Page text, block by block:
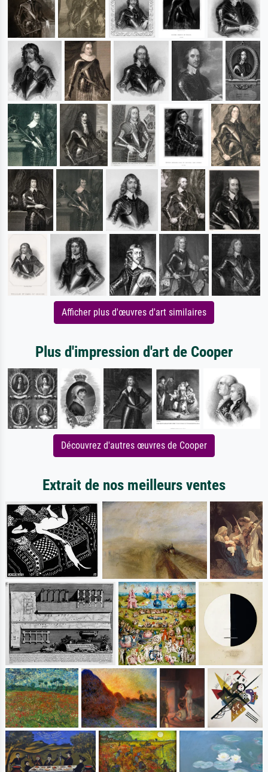
Afficher plus d'œuvres d'art similaires
Plus d'impression d'art de Cooper
Découvrez d'autres œuvres de Cooper
Extrait de nos meilleurs ventes